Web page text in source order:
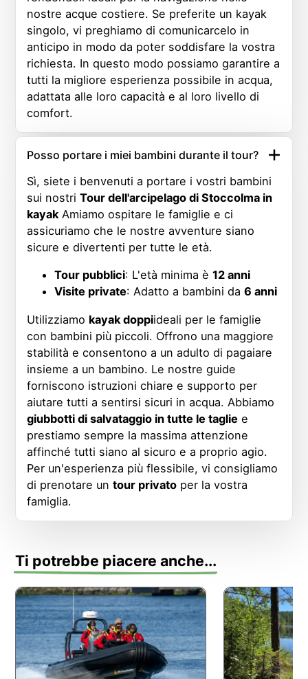
nostre acque costiere. Se preferite un kayak
singolo, vi preghiamo di comunicarcelo in
anticipo in modo da poter soddisfare la vostra
richiesta. In questo modo possiamo garantire a
tutti la migliore esperienza possibile in acqua,
adattata alle loro capacità e al loro livello di
comfort.
Posso portare i miei bambini durante il tour?
Sì, siete i benvenuti a portare i vostri bambini
sui nostriTour dell'arcipelago di Stoccolma in
kayakAmiamo ospitare le famiglie e ci
assicuriamo che le nostre avventure siano
sicure e divertenti per tutte le età.
Tour pubblici: L'età minima è12 anni
Visite private: Adatto a bambini da6 anni
Utilizziamo kayak doppiideali per le famiglie
con bambini più piccoli. Offrono una maggiore
stabilità e consentono a un adulto di pagaiare
insieme a un bambino. Le nostre guide
forniscono istruzioni chiare e supporto per
aiutare tutti a sentirsi sicuri in acqua. Abbiamo
giubbotti di salvataggio in tutte le taglie e
prestiamo sempre la massima attenzione
affinché tutti siano al sicuro e a proprio agio.
Per un'esperienza più flessibile, vi consigliamo
di prenotare untour privato per la vostra
famiglia.
Ti potrebbe piacere anche...